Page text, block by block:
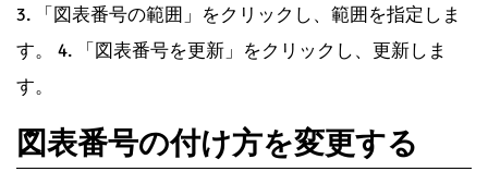
3. 「図表番号の範囲」をクリックし、範囲を指定しま
す。 4. 「図表番号を更新」をクリックし、更新しま
す。
図表番号の付け方を変更する